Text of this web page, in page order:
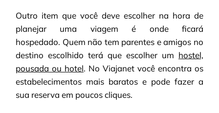
Outro item que você deve escolher na hora de
planejar uma viagem é onde ficará
hospedado. Quem não tem parentes e amigos no
destino escolhido terá que escolher um hostel,
pousada ou hotel. No Viajanet você encontra os
estabelecimentos mais baratos e pode fazer a
sua reserva em poucos cliques.